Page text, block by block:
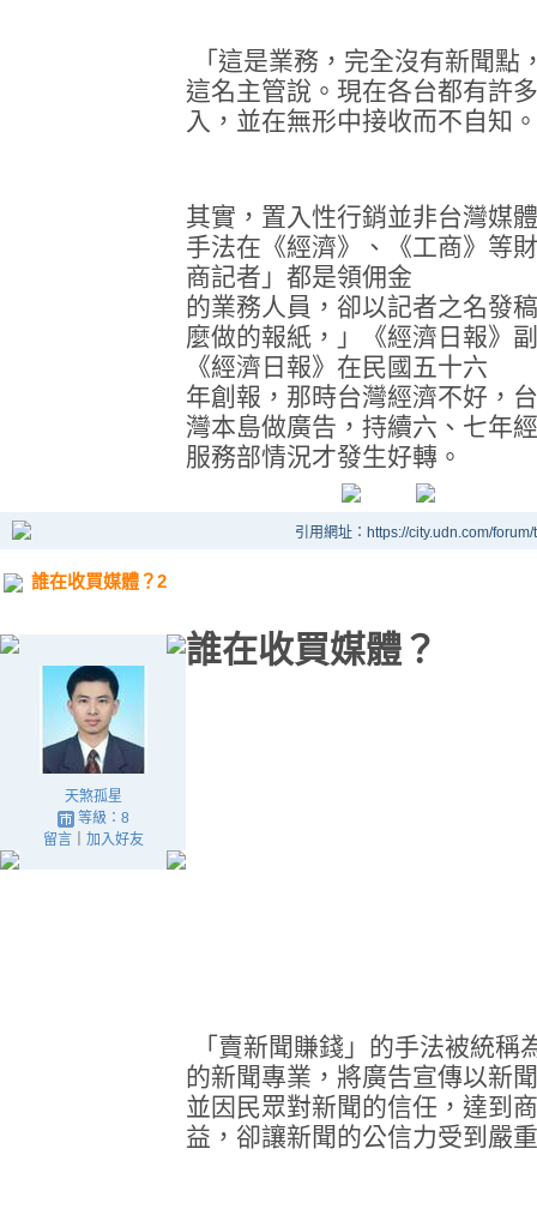
「這是業務，完全沒有新聞點
這名主管說。現在各台都有許
入，並在無形中接收而不自知。
其實，置入性行銷並非台灣媒
手法在《經濟》、《工商》等
商記者」都是領佣金
的業務人員，卻以記者之名發
麼做的報紙，」《經濟日報》
《經濟日報》在民國五十六
年創報，那時台灣經濟不好，
灣本島做廣告，持續六、七年
服務部情況才發生好轉。
引用網址：https://city.udn.com/
誰在收買媒體？2
天煞孤星
等級：8
留言｜ 加入好友
誰在收買媒體？
「賣新聞賺錢」的手法被統稱
的新聞專業，將廣告宣傳以新
並因民眾對新聞的信任，達到
益，卻讓新聞的公信力受到嚴